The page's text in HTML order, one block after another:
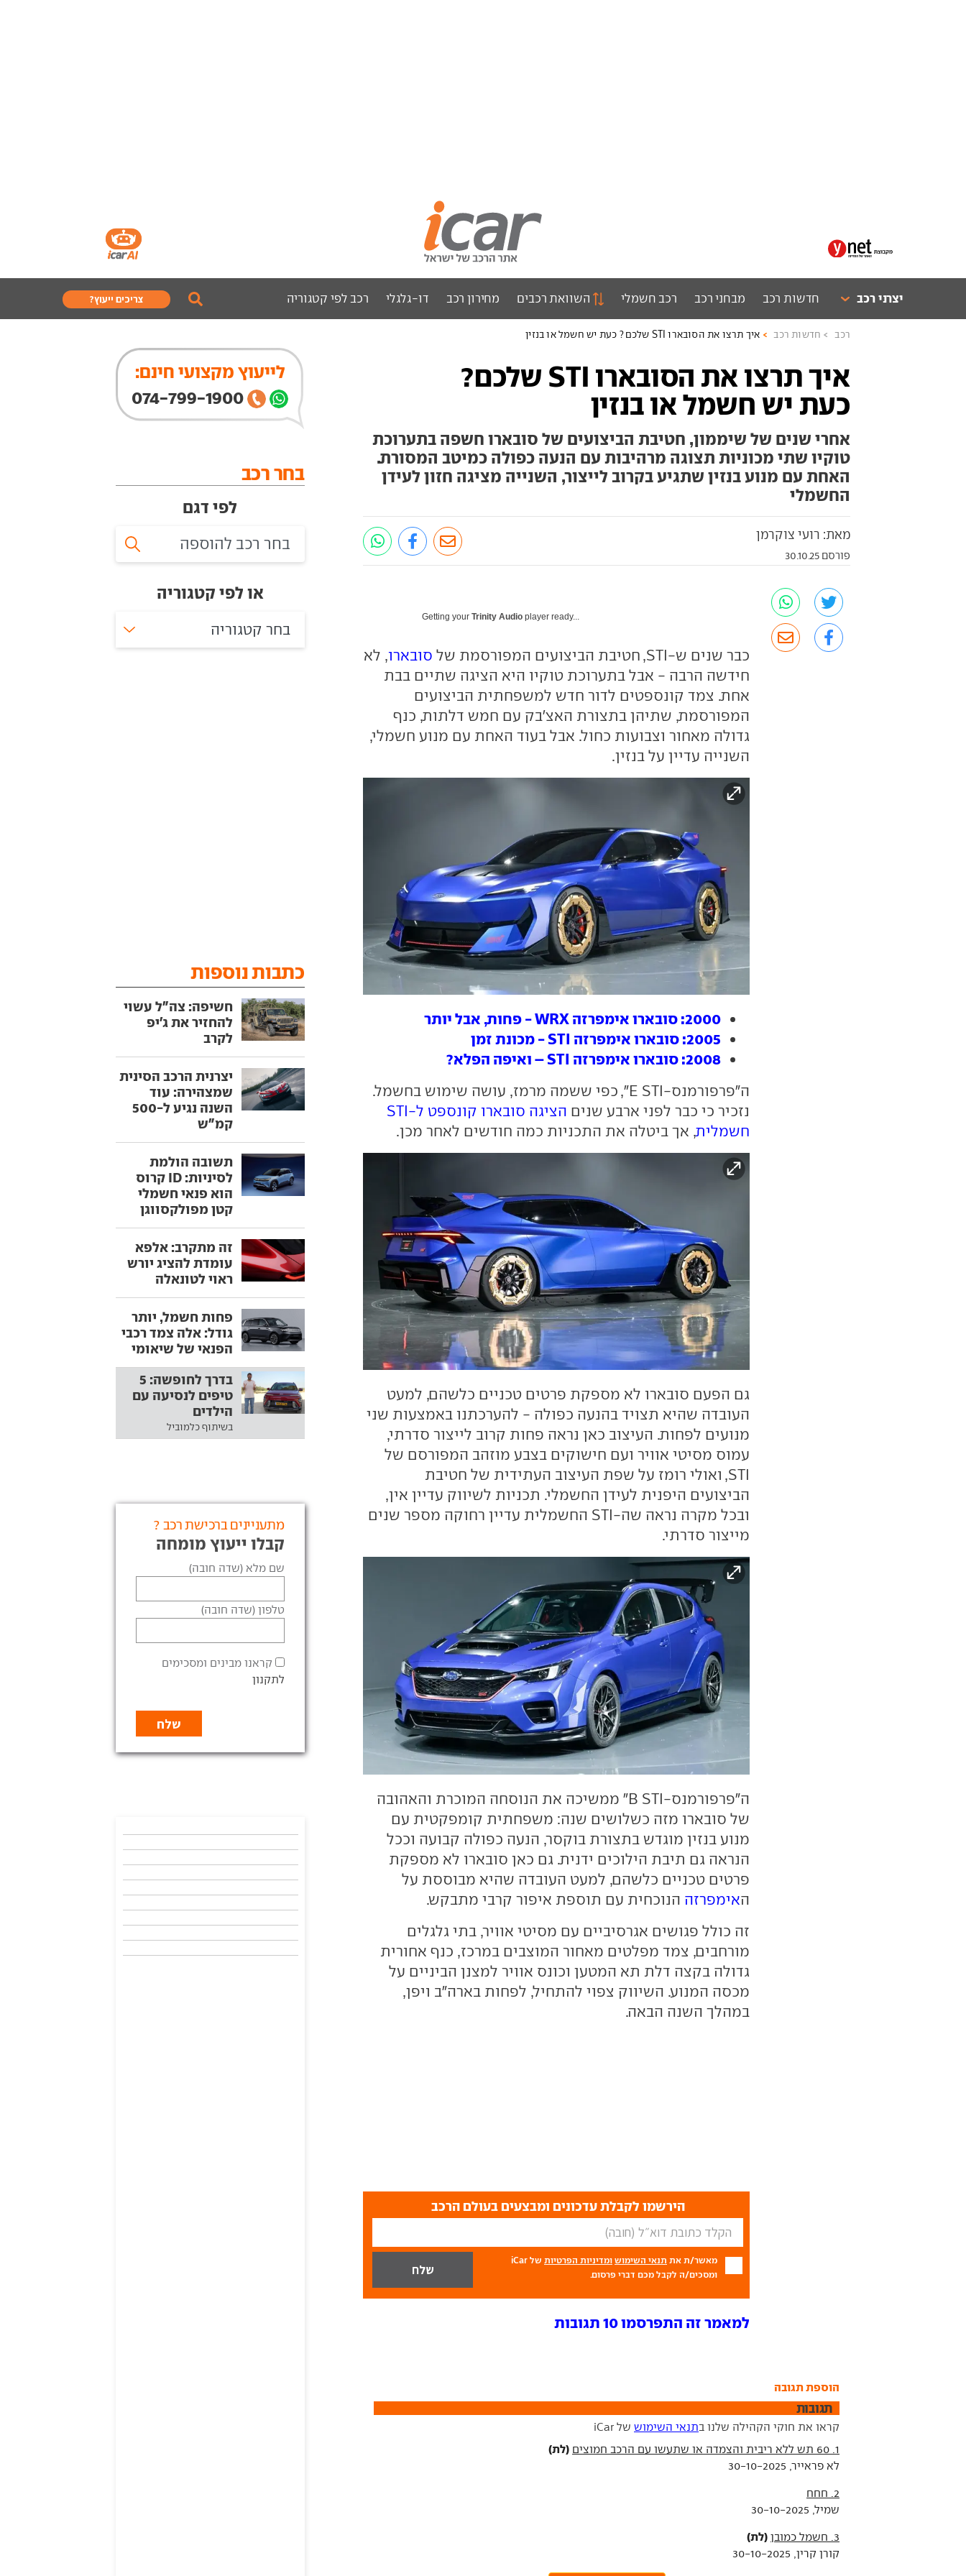
יצרני רכב חדשות רכב מבחני רכב רכב חשמלי השוואת רכבים מחירון רכב דו-גלגלי רכב לפי קטגוריה צריכים ייעוץ?
רכב חדשות רכב איך תרצו את הסובארו STI שלכם? כעת יש חשמל או בנזין
איך תרצו את הסובארו STI שלכם?
כעת יש חשמל או בנזין
אחרי שנים של שיממון, חטיבת הביצועים של סובארו חשפה בתערוכת
טוקיו שתי מכוניות תצוגה מרהיבות עם הנעה כפולה כמיטב המסורת.
האחת עם מנוע בנזין שתגיע בקרוב לייצור, השנייה מציגה חזון לעידן
החשמלי
מאת: רועי צוקרמן
פורסם 30.10.25
Getting yourTrinity Audio player ready...
כבר שנים ש-STI, חטיבת הביצועים המפורסמת של סובארו, לא
חידשה הרבה - אבל בתערוכת טוקיו היא הציגה שתיים בבת
אחת. צמד קונספטים לדור חדש למשפחתית הביצועים
המפורסמת, שתיהן בתצורת האצ'בק עם חמש דלתות, כנף
גדולה מאחור וצבועות כחול. אבל בעוד האחת עם מנוע חשמלי,
השנייה עדיין על בנזין.
2000: סובארו אימפרזה WRX - פחות, אבל יותר
2005: סובארו אימפרזה STI - מכונת זמן
2008: סובארו אימפרזה STI – ואיפה הפלא?
ה"פרפורמנס-E STI", כפי ששמה מרמז, עושה שימוש בחשמל.
נזכיר כי כבר לפני ארבע שנים
הציגה סובארו קונספט ל-STI
חשמלית, אך ביטלה את התכניות כמה חודשים לאחר מכן.
גם הפעם סובארו לא מספקת פרטים טכניים כלשהם, למעט
העובדה שהיא תצויד בהנעה כפולה - להערכתנו באמצעות שני
מנועים לפחות. העיצוב כאן נראה פחות קרוב לייצור סדרתי,
עמוס מסיטי אוויר ועם חישוקים בצבע מוזהב המפורסם של
STI, ואולי רומז על שפת העיצוב העתידית של חטיבת
הביצועים היפנית לעידן החשמלי. תכניות לשיווק עדיין אין,
ובכל מקרה נראה שה-STI החשמלית עדיין רחוקה מספר שנים
מייצור סדרתי.
ה"פרפורמנס-B STI" ממשיכה את הנוסחה המוכרת והאהובה
של סובארו מזה כשלושים שנה: משפחתית קומפקטית עם
מנוע בנזין מוגדש בתצורת בוקסר, הנעה כפולה קבועה וככל
הנראה גם תיבת הילוכים ידנית. גם כאן סובארו לא מספקת
פרטים טכניים כלשהם, למעט העובדה שהיא מבוססת על
האימפרזה הנוכחית עם תוספת איפור קרבי מתבקש.
זה כולל פגושים אגרסיביים עם מסיטי אוויר, בתי גלגלים
מורחבים, צמד מפלטים מאחור המוצבים במרכז, כנף אחורית
גדולה בקצה דלת תא המטען וכונס אוויר למצנן הביניים על
מכסה המנוע. השיווק צפוי להתחיל, לפחות בארה"ב ויפן,
במהלך השנה הבאה.
הירשמו לקבלת עדכונים ומבצעים בעולם הרכב
מאשר/ת את תנאי השימוש ומדיניות הפרטיות
של iCar
ומסכים/ה לקבל מכם דברי פרסום.
למאמר זה התפרסמו 10 תגובות
הוספת תגובה
תגובות
קראו את חוקי הקהילה שלנו בתנאי השימוש של iCar
1. 60 תש ללא ריבית והצמדה או שתעשו עם הרכב חמוצים
(לת)
לא פראייר, 30-10-2025
2. חחח
שמיל, 30-10-2025
3. חשמל כמובן
(לת)
קורן קרין, 30-10-2025
לייעוץ מקצועי חינם:
074-799-1900
בחר רכב
לפי דגם
או לפי קטגוריה
בחר קטגוריה
כתבות נוספות
חשיפה: צה"ל עשוי
להחזיר את ג'יפ
לקרב
יצרנית הרכב הסינית
שמצהירה: עוד
השנה נגיע ל-500
קמ"ש
תשובה הולמת
לסיניות: ID קרוס
הוא פנאי חשמלי
קטן מפולקסווגן
זה מתקרב: אלפא
עומדת להציג יורש
ראוי לטונאלה
פחות חשמל, יותר
גודל: אלה צמד רכבי
הפנאי של שיאומי
בדרך לחופשה: 5
טיפים לנסיעה עם
הילדים
בשיתוף כלמוביל
מתעניינים ברכישת רכב ?
קבלו ייעוץ מומחה
שם מלא (שדה חובה)
טלפון (שדה חובה)
קראנו מבינים ומסכימים
לתקנון